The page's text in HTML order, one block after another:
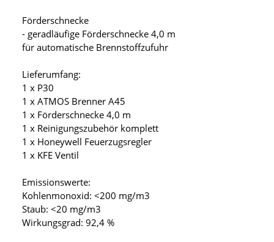
Förderschnecke
- geradläufige Förderschnecke 4,0 m
für automatische Brennstoffzufuhr
Lieferumfang:
1 x P30
1 x ATMOS Brenner A45
1 x Förderschnecke 4,0 m
1 x Reinigungszubehör komplett
1 x Honeywell Feuerzugsregler
1 x KFE Ventil
Emissionswerte:
Kohlenmonoxid: <200 mg/m3
Staub: <20 mg/m3
Wirkungsgrad: 92,4 %